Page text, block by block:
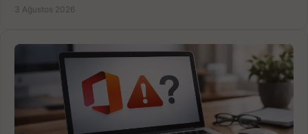
3 Ağustos 2026